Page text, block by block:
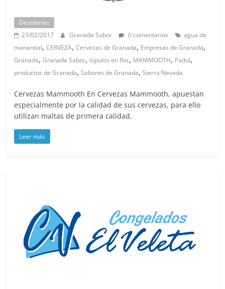
Destilerías
23/02/2017
Granada Sabor 0 comentarios
agua de
manantial,CERVEZA,Cervezas de Granada, Empresas de Granada,
Granada,Granada Sabor, lúpulos en flor, MAMMOOTH, Padul,
productos de Granada,Sabores de Granada,Sierra Nevada
Cervezas Mammooth En Cervezas Mammooth, apuestan
especialmente por la calidad de sus cervezas, para ello
utilizan maltas de primera calidad,
Leer más